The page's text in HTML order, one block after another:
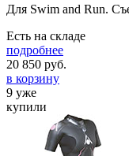
Для Swim and Run.
Есть на складе
подробнее
20 850 руб.
в корзину
9 уже
купили